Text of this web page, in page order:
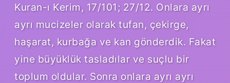
Kuran-ı Kerim, 17/101; 27/12. Onlara ayrı
ayrı mucizeler olarak tufan, çekirge,
haşarat, kurbağa ve kan gönderdik. Fakat
yine büyüklük tasladılar ve suçlu bir
toplum oldular. Sonra onlara ayrı ayrı